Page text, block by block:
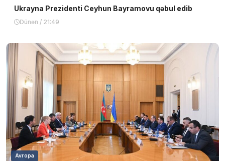
Ukrayna Prezidenti Ceyhun Bayramovu qəbul edib
Dünən / 21:49
Avropa